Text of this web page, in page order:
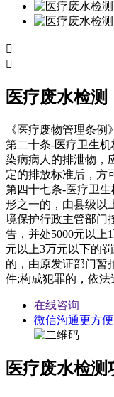


医疗废水检测
《医疗废物管理条例》
第二十条-医疗卫生
染病病人的排泄物，
定的排放标准后，方
第四十七条-医疗卫
形之一的，由县级以
境保护行政主管部门
告，并处5000元以上
元以上3万元以下的
的，由原发证部门暂
件;构成犯罪的，依法
在线咨询
微信沟通更方便
医疗废水检测